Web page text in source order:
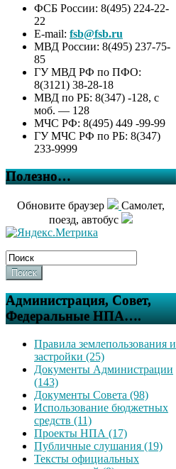
ФСБ России: 8(495) 224-22-
22
E-mail: fsb@fsb.ru
МВД России: 8(495) 237-75-
85
ГУ МВД РФ по ПФО:
8(3121) 38-28-18
МВД по РБ: 8(347) -128, с
моб. — 128
МЧС РФ: 8(495) 449 -99-99
ГУ МЧС РФ по РБ: 8(347)
233-9999
Полезно…
Обновите браузер
Самолет,
поезд, автобус
Поиск
Администрация, Совет,
Федеральные НПА….
Правила землепользования и
застройки (25)
Документы Администрации
(143)
Документы Совета (98)
Использование бюджетных
средств (11)
Проекты НПА (17)
Публичные слушания (19)
Тексты официальных